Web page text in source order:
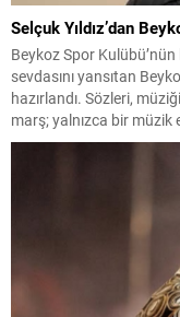
Selçuk Yıldız’dan
Beykoz Spor
sevdasını yansıtan
hazırlandı. Sözleri,
marş; yalnızca bir müzik
herkesin ortak
taşıyor. Tribünlerde